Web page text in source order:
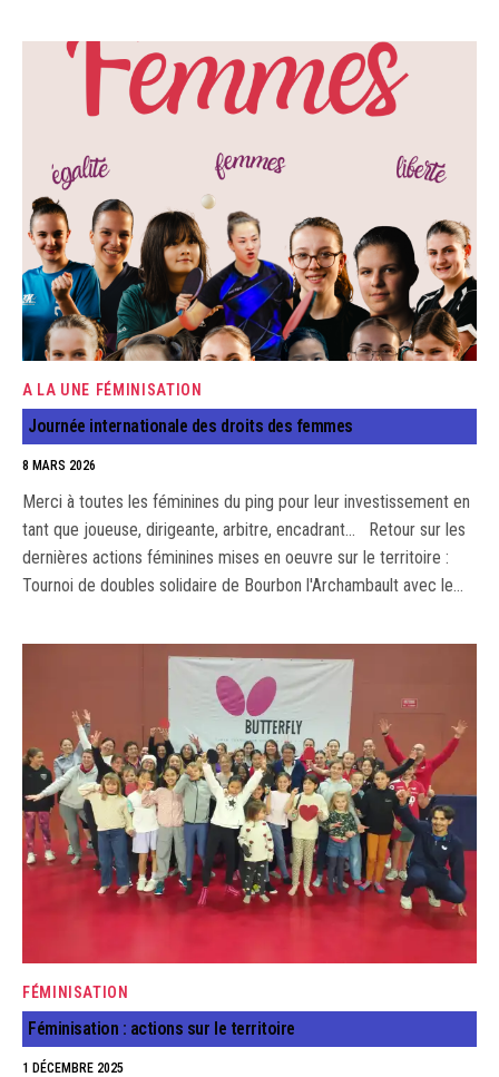
A LA UNE FÉMINISATION
Journée internationale des droits des femmes
8 MARS 2026
Merci à toutes les féminines du ping pour leur investissement en
tant que joueuse, dirigeante, arbitre, encadrant... Retour sur les
dernières actions féminines mises en oeuvre sur le territoire :
Tournoi de doubles solidaire de Bourbon l'Archambault avec le…
FÉMINISATION
Féminisation : actions sur le territoire
1 DÉCEMBRE 2025